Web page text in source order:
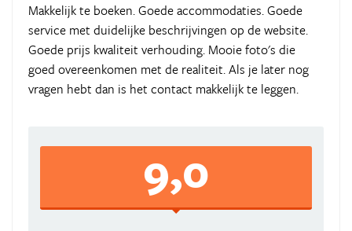
Makkelijk te boeken. Goede accommodaties. Goede
service met duidelijke beschrijvingen op de website.
Goede prijs kwaliteit verhouding. Mooie foto's die
goed overeenkomen met de realiteit. Als je later nog
vragen hebt dan is het contact makkelijk te leggen.
9,0